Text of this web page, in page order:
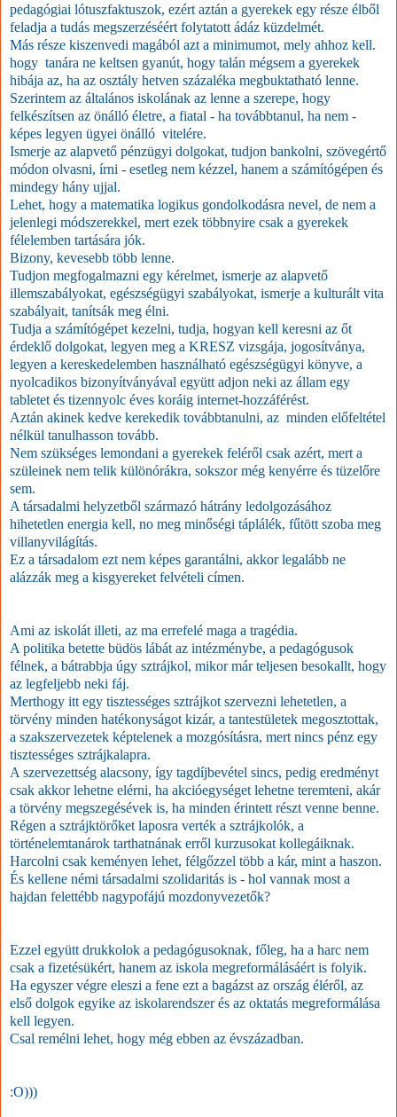
pedagógiai lótuszfaktuszok, ezért aztán a gyerekek egy része élből
feladja a tudás megszerzéséért folytatott ádáz küzdelmét.
Más része kiszenvedi magából azt a minimumot, mely ahhoz kell.
hogy tanára ne keltsen gyanút, hogy talán mégsem a gyerekek
hibája az, ha az osztály hetven százaléka megbuktatható lenne.
Szerintem az általános iskolának az lenne a szerepe, hogy
felkészítsen az önálló életre, a fiatal - ha továbbtanul, ha nem -
képes legyen ügyei önálló vitelére.
Ismerje az alapvető pénzügyi dolgokat, tudjon bankolni, szövegértő
módon olvasni, írni - esetleg nem kézzel, hanem a számítógépen és
mindegy hány ujjal.
Lehet, hogy a matematika logikus gondolkodásra nevel, de nem a
jelenlegi módszerekkel, mert ezek többnyire csak a gyerekek
félelemben tartására jók.
Bizony, kevesebb több lenne.
Tudjon megfogalmazni egy kérelmet, ismerje az alapvető
illemszabályokat, egészségügyi szabályokat, ismerje a kulturált vita
szabályait, tanítsák meg élni.
Tudja a számítógépet kezelni, tudja, hogyan kell keresni az őt
érdeklő dolgokat, legyen meg a KRESZ vizsgája, jogosítványa,
legyen a kereskedelemben használható egészségügyi könyve, a
nyolcadikos bizonyítványával együtt adjon neki az állam egy
tabletet és tizennyolc éves koráig internet-hozzáférést.
Aztán akinek kedve kerekedik továbbtanulni, az minden előfeltétel
nélkül tanulhasson tovább.
Nem szükséges lemondani a gyerekek feléről csak azért, mert a
szüleinek nem telik különórákra, sokszor még kenyérre és tüzelőre
sem.
A társadalmi helyzetből származó hátrány ledolgozásához
hihetetlen energia kell, no meg minőségi táplálék, fűtött szoba meg
villanyvilágítás.
Ez a társadalom ezt nem képes garantálni, akkor legalább ne
alázzák meg a kisgyereket felvételi címen.
Ami az iskolát illeti, az ma errefelé maga a tragédia.
A politika betette büdös lábát az intézménybe, a pedagógusok
félnek, a bátrabbja úgy sztrájkol, mikor már teljesen besokallt, hogy
az legfeljebb neki fáj.
Merthogy itt egy tisztességes sztrájkot szervezni lehetetlen, a
törvény minden hatékonyságot kizár, a tantestületek megosztottak,
a szakszervezetek képtelenek a mozgósításra, mert nincs pénz egy
tisztességes sztrájkalapra.
A szervezettség alacsony, így tagdíjbevétel sincs, pedig eredményt
csak akkor lehetne elérni, ha akcióegységet lehetne teremteni, akár
a törvény megszegésévek is, ha minden érintett részt venne benne.
Régen a sztrájktörőket laposra verték a sztrájkolók, a
történelemtanárok tarthatnának erről kurzusokat kollegáiknak.
Harcolni csak keményen lehet, félgőzzel több a kár, mint a haszon.
És kellene némi társadalmi szolidaritás is - hol vannak most a
hajdan felettébb nagypofájú mozdonyvezetők?
Ezzel együtt drukkolok a pedagógusoknak, főleg, ha a harc nem
csak a fizetésükért, hanem az iskola megreformálásáért is folyik.
Ha egyszer végre eleszi a fene ezt a bagázst az ország éléről, az
első dolgok egyike az iskolarendszer és az oktatás megreformálása
kell legyen.
Csal remélni lehet, hogy még ebben az évszázadban.
:O)))